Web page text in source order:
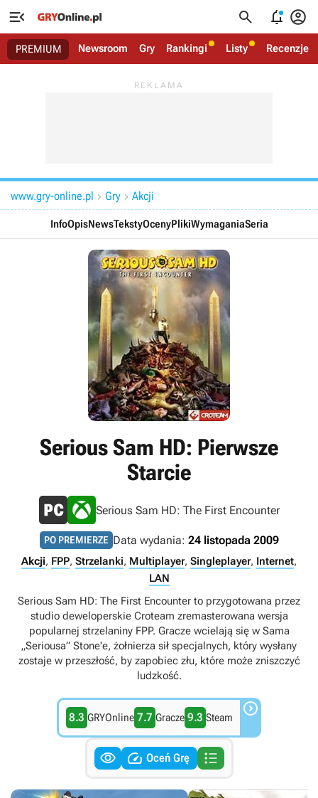
   
PREMIUM Newsroom Gry Rankingi Listy Recenzje
www.gry-online.pl  Gry  Akcji
InfoOpisNewsTekstyOcenyPlikiWymaganiaSeria
Serious Sam HD: Pierwsze
Starcie
Serious Sam HD: The First Encounter
PO PREMIERZE Data wydania: 24 listopada 2009
Akcji, FPP, Strzelanki, Multiplayer, Singleplayer, Internet,
LAN
Serious Sam HD: The First Encounter to przygotowana przez
studio deweloperskie Croteam zremasterowana wersja
popularnej strzelaniny FPP. Gracze wcielają się w Sama
„Seriousa” Stone'e, żołnierza sił specjalnych, który wysłany
zostaje w przeszłość, by zapobiec złu, które może zniszczyć
ludzkość.
8.3 GRYOnline 7.7 Gracze 9.3 Steam 
  Oceń Grę 